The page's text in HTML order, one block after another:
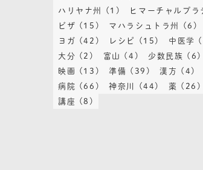
ハリヤナ州
(1) ヒマーチャルプラ
ビザ
(15) マハラシュトラ州 (6)
ヨガ
(42) レシピ (15) 中医学
大分
(2) 富山 (4) 少数民族 (6)
映画
(13) 準備 (39) 漢方 (4)
病院
(66) 神奈川 (44) 薬 (26)
講座
(8)